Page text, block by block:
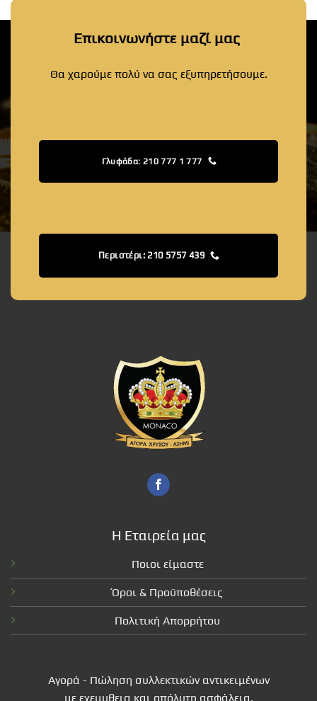
Επικοινωνήστε μαζί μας
Θα χαρούμε πολύ να σας εξυπηρετήσουμε.
Γλυφάδα: 210 777 1 777
Περιστέρι: 210 5757 439
Η Εταιρεία μας
Ποιοι είμαστε
Όροι & Προϋποθέσεις
Πολιτική Απορρήτου
Αγορά - Πώληση συλλεκτικών αντικειμένων
με εχεμυθεια και απόλυτη ασφάλεια.